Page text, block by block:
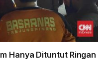
Hanya Dituntut Ringan